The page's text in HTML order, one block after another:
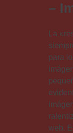
–
La
para
web.